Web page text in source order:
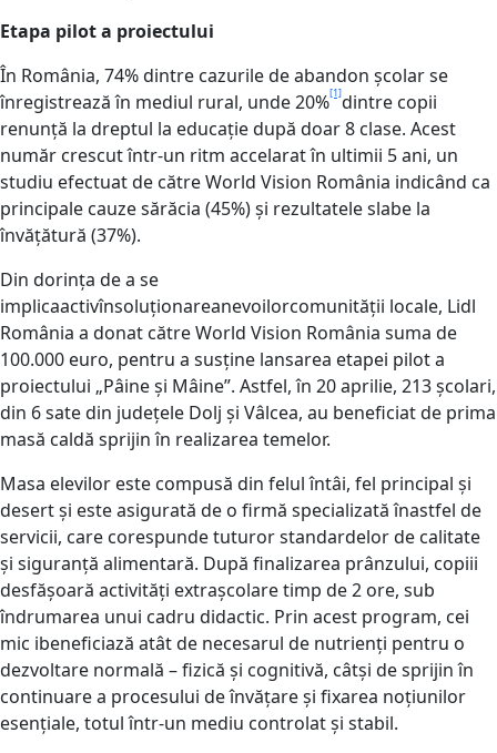
Etapa pilot a proiectului
În România, 74% dintre cazurile de abandon școlar se
înregistrează în mediul rural, unde 20%[1]dintre copii
renunță la dreptul la educație după doar 8 clase. Acest
număr crescut într-un ritm accelarat în ultimii 5 ani, un
studiu efectuat de către World Vision România indicând ca
principale cauze sărăcia (45%) și rezultatele slabe la
învățătură (37%).
Din dorința de a se
implicaactivînsoluționareanevoilorcomunității locale, Lidl
România a donat către World Vision România suma de
100.000 euro, pentru a susține lansarea etapei pilot a
proiectului „Pâine și Mâine”. Astfel, în 20 aprilie, 213 școlari,
din 6 sate din județele Dolj și Vâlcea, au beneficiat de prima
masă caldă sprijin în realizarea temelor.
Masa elevilor este compusă din felul întâi, fel principal și
desert și este asigurată de o firmă specializată înastfel de
servicii, care corespunde tuturor standardelor de calitate
și siguranță alimentară. După finalizarea prânzului, copiii
desfășoară activități extrașcolare timp de 2 ore, sub
îndrumarea unui cadru didactic. Prin acest program, cei
mic ibeneficiază atât de necesarul de nutrienți pentru o
dezvoltare normală – fizică și cognitivă, câtși de sprijin în
continuare a procesului de învățare și fixarea noțiunilor
esențiale, totul într-un mediu controlat și stabil.